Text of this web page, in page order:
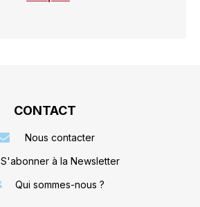
CONTACT
Nous contacter
S'abonner à la Newsletter
Qui sommes-nous ?